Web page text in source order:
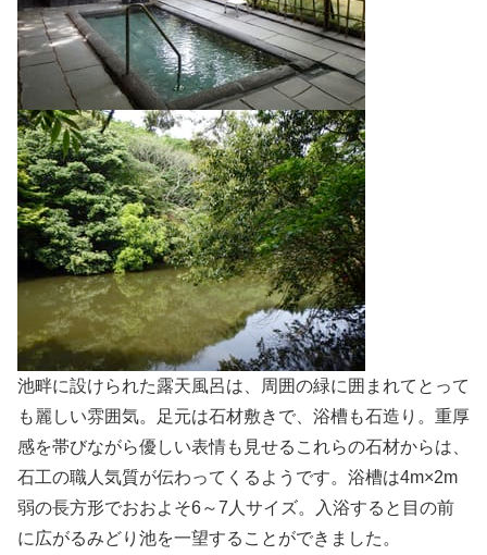
池畔に設けられた露天風呂は、周囲の緑に囲まれてとって
も麗しい雰囲気。足元は石材敷きで、浴槽も石造り。重厚
感を帯びながら優しい表情も見せるこれらの石材からは、
石工の職人気質が伝わってくるようです。浴槽は4m×2m
弱の長方形でおおよそ6～7人サイズ。入浴すると目の前
に広がるみどり池を一望することができました。